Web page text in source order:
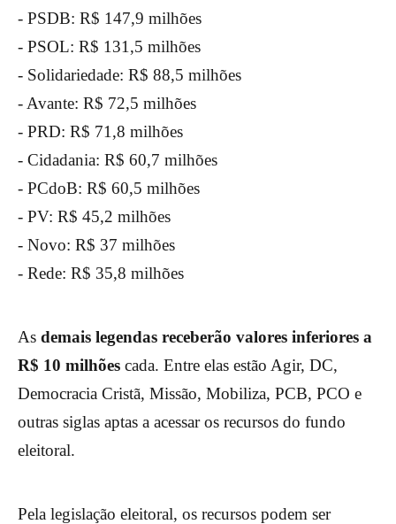
- PSDB: R$ 147,9 milhões
- PSOL: R$ 131,5 milhões
- Solidariedade: R$ 88,5 milhões
- Avante: R$ 72,5 milhões
- PRD: R$ 71,8 milhões
- Cidadania: R$ 60,7 milhões
- PCdoB: R$ 60,5 milhões
- PV: R$ 45,2 milhões
- Novo: R$ 37 milhões
- Rede: R$ 35,8 milhões
As demais legendas receberão valores inferiores a
R$ 10 milhões cada. Entre elas estão Agir, DC,
Democracia Cristã, Missão, Mobiliza, PCB, PCO e
outras siglas aptas a acessar os recursos do fundo
eleitoral.
Pela legislação eleitoral, os recursos podem ser